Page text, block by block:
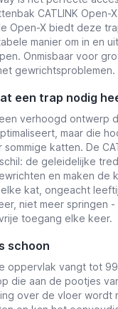
CATLINK Open-
Open-X biedt deze
manier om in en
Onmisbaar voor
gewrichtsproblemen.
een trap nodig
verhoogd ontwerp
maar die
katten. De
de geleidelijke
en maken de
kat, ongeacht
niet meer springen
toegang elke keer.
schoon
oppervlak vangt tot
die aan de pootjes
over de vloer wordt